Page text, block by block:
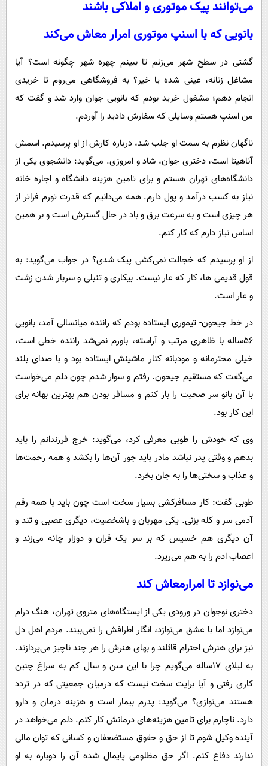
می‌توانند پیک موتوری و املاکی باشند
بانویی که با اسنپ موتوری امرار معاش می‌کند
گشتی در سطح شهر می‌زنم تا ببینم چهره شهر چگونه است؟ آیا
مشاغل زنانه، عینی شده یا خیر؟ به فروشگاهی می‌روم تا خریدی
انجام دهم؛ مشغول خرید بودم که بانویی جوان وارد شد و گفت که
من اسنپ هستم وسایلی که سفارش دادید را آوردم.
ناگهان نظرم به سمت او جلب شد، درباره کارش از او پرسیدم. اسمش
آناهیتا است، دختری جوان، شاد و امروزی. می‌گوید: دانشجوی یکی از
دانشگاه‌های تهران هستم و برای تامین هزینه دانشگاه و اجاره خانه
نیاز به کسب درآمد و پول دارم. همه می‌دانیم که قدرت تورم فراتر از
هر چیزی است و به سرعت برق و باد در حال گسترش است و بر همین
اساس نیاز دارم که کار کنم.
از او پرسیدم که خجالت نمی‌کشی پیک شدی؟ در جواب می‌گوید: به
قول قدیمی ها، کار که عار نیست. بیکاری و تنبلی و سربار شدن زشت
و عار است.
در خط جیحون- تیموری ایستاده بودم که راننده میانسالی آمد، بانویی
۵۶ساله با ظاهری مرتب و آراسته، باورم نمی‌شد راننده خطی است،
خیلی محترمانه و مودبانه کنار ماشینش ایستاده بود و با صدای بلند
می‌گفت که مستقیم جیحون. رفتم و سوار شدم چون دلم می‌خواست
با آن بانو سر صحبت را باز کنم و مسافر بودن هم بهترین بهانه برای
این کار بود.
وی که خودش را طوبی معرفی کرد، می‌گوید: خرج فرزندانم را باید
بدهم و وقتی پدر نباشد مادر باید جور آن‌ها را بکشد و همه زحمت‌ها
و عذاب و سختی‌ها را به جان بخرد.
طوبی گفت: کار مسافرکشی بسیار سخت است چون باید با همه رقم
آدمی سر و کله بزنی. یکی مهربان و باشخصیت، دیگری عصبی و تند و
آن دیگری هم خسیس که بر سر یک قران و دوزار چانه می‌زند و
اعصاب ادم را به هم می‌ریزد.
می‌نوازد تا امرارمعاش کند
دختری نوجوان در ورودی یکی از ایستگاه‌های متروی تهران، هنگ درام
می‌نوازد اما با عشق می‌نوازد، انگار اطرافش را نمی‌بیند. مردم اهل دل
نیز برای هنرش احترام قائلند و بهای هنرش را هر چند ناچیز می‌پردازند.
به لیلای ۱۷ساله می‌گویم چرا با این سن و سال کم به سراغ چنین
کاری رفتی و آیا برایت سخت نیست که درمیان جمعیتی که در تردد
هستند می‌نوازی؟ می‌گوید: پدرم بیمار است و هزینه درمان و دارو
دارد. ناچارم برای تامین هزینه‌های درمانش کار کنم. دلم می‌خواهد در
آینده وکیل شوم تا از حق و حقوق مستضعفان و کسانی که توان مالی
ندارند دفاع کنم. اگر حق مظلومی پایمال شده آن را دوباره به او